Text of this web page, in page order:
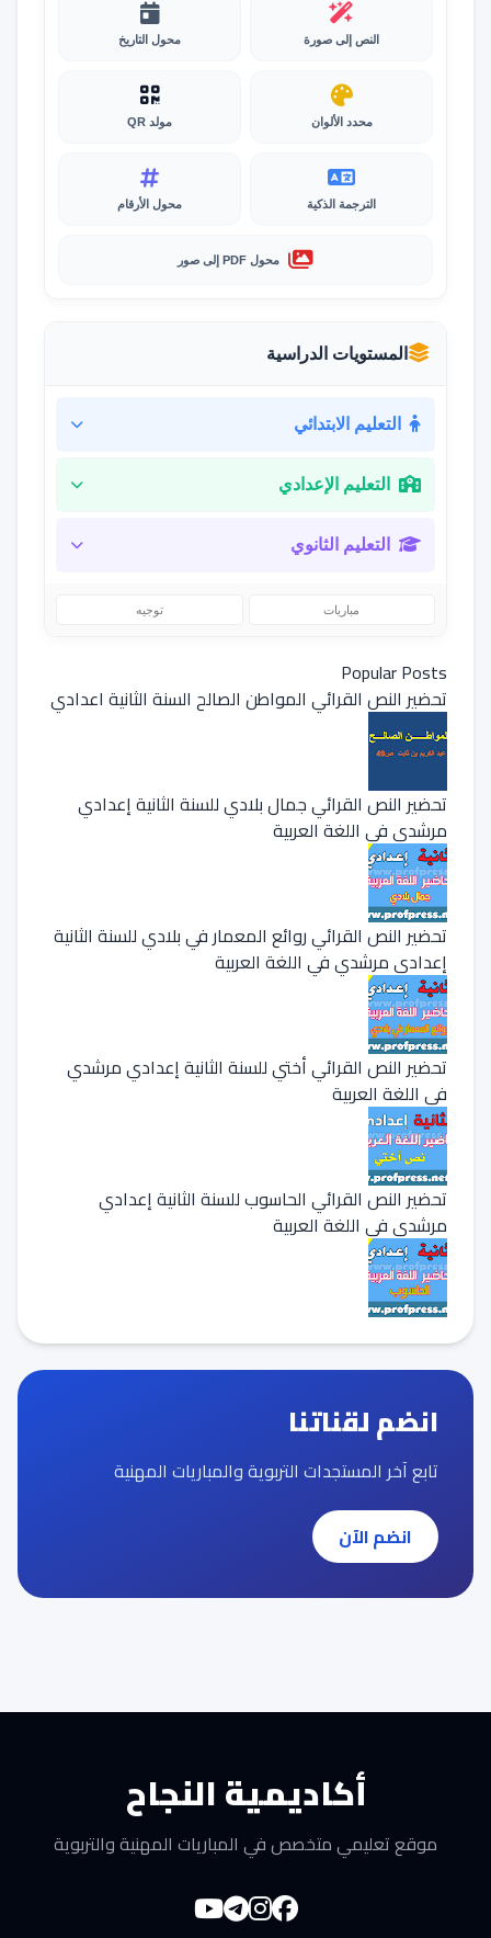
النص إلى صورة محول التاريخ
محدد الألوان مولد QR
الترجمة الذكية محول الأرقام
محول PDF إلى صور
المستويات الدراسية
التعليم الابتدائي
التعليم الإعدادي
التعليم الثانوي
مباريات توجيه
Popular Posts
تحضير النص القرائي المواطن الصالح السنة الثانية اعدادي
تحضير النص القرائي جمال بلادي للسنة الثانية إعدادي
مرشدي في اللغة العربية
تحضير النص القرائي روائع المعمار في بلادي للسنة الثانية
إعدادي مرشدي في اللغة العربية
تحضير النص القرائي أختي للسنة الثانية إعدادي مرشدي
في اللغة العربية
تحضير النص القرائي الحاسوب للسنة الثانية إعدادي
مرشدي في اللغة العربية
انضم لقناتنا
تابع آخر المستجدات التربوية والمباريات المهنية
انضم الآن
أكاديمية النجاح
موقع تعليمي متخصص في المباريات المهنية والتربوية